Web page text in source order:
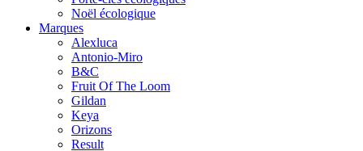
Noël écologique
Marques
Alexluca
Antonio-Miro
B&C
Fruit Of The Loom
Gildan
Keya
Orizons
Result